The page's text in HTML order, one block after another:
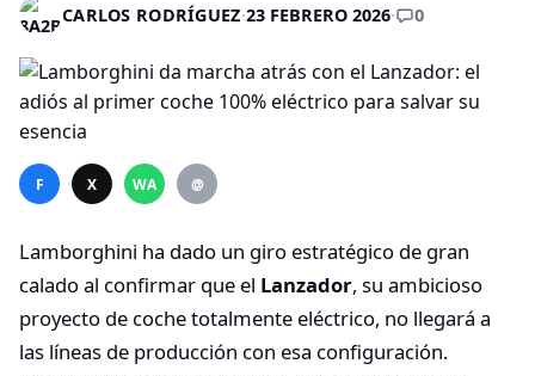
CARLOS RODRÍGUEZ·23 FEBRERO 2026· 0
F X WA @
Lamborghini ha dado un giro estratégico de gran
calado al confirmar que el Lanzador, su ambicioso
proyecto de coche totalmente eléctrico, no llegará a
las líneas de producción con esa configuración.